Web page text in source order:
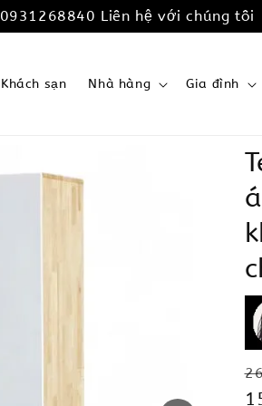
0931268840 Liên hệ với chúng tôi
Khách sạn Nhà hàng Gia đình